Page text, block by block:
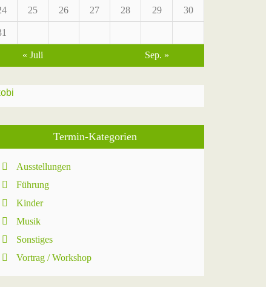
25 26 27 28 29 30
« Juli Sep. »
Termin-Kategorien
Ausstellungen
Führung
Kinder
Musik
Sonstiges
Vortrag / Workshop